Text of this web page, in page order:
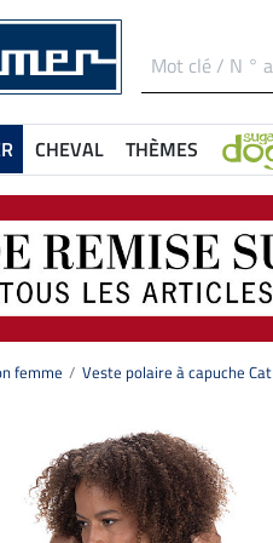
CHEVAL THÈMES
femme Veste polaire à capuche Cat